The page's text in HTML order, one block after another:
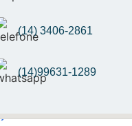
(14) 3406-2861
(14)99631-1289